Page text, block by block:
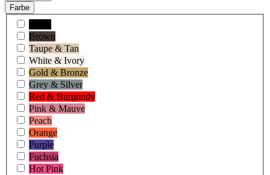
Farbe
Brown
Taupe & Tan
White & Ivory
Gold & Bronze
Grey & Silver
Red & Burgundy
Pink & Mauve
Peach
Orange
Purple
Fuchsia
Hot Pink